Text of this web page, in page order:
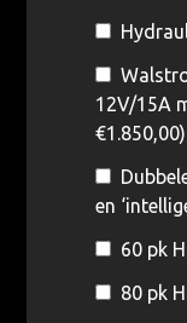
12V/15A
€1.850,00)
en
60 pk
80 pk